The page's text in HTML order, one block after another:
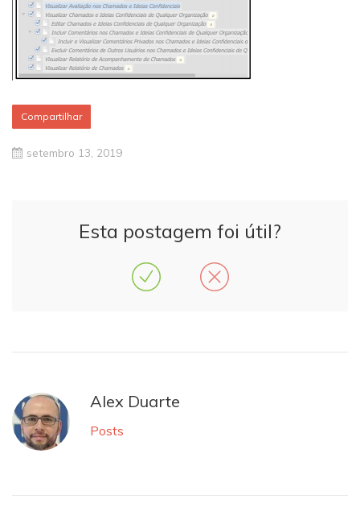
Compartilhar
setembro 13, 2019
Esta postagem foi útil?
Alex Duarte
Posts